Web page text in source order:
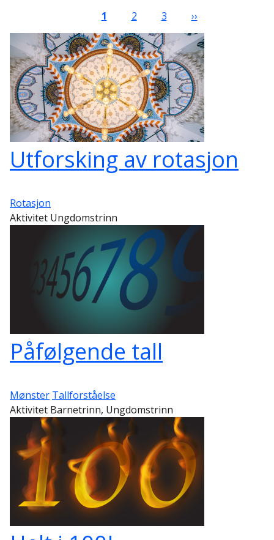
Nåværende side
1 Side
2 Side
3 Neste side
››
Utforsking av rotasjon
Rotasjon
Aktivitet Ungdomstrinn
Påfølgende tall
Mønster Tallforståelse
Aktivitet Barnetrinn, Ungdomstrinn